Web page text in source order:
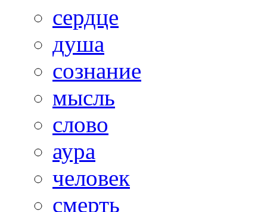
сердце
душа
сознание
мысль
слово
аура
человек
смерть